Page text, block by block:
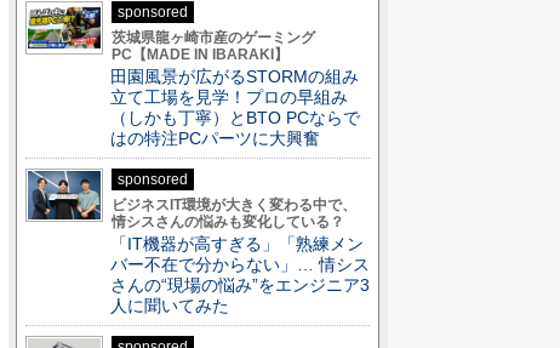
sponsored
茨城県龍ヶ崎市産のゲーミング
PC【MADE IN IBARAKI】
田園風景が広がるSTORMの組み
立て工場を見学！プロの早組み
（しかも丁寧）とBTO PCならで
はの特注PCパーツに大興奮
sponsored
ビジネスIT環境が大きく変わる中で、
情シスさんの悩みも変化している？
「IT機器が高すぎる」「熟練メン
バー不在で分からない」… 情シス
さんの“現場の悩み”をエンジニア3
人に聞いてみた